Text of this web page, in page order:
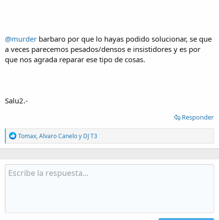
@murder barbaro por que lo hayas podido solucionar, se que
a veces parecemos pesados/densos e insistidores y es por
que nos agrada reparar ese tipo de cosas.
Salu2.-
Responder
R
e
a
c
t
i
Tomax,Alvaro Caneloy DJ T3